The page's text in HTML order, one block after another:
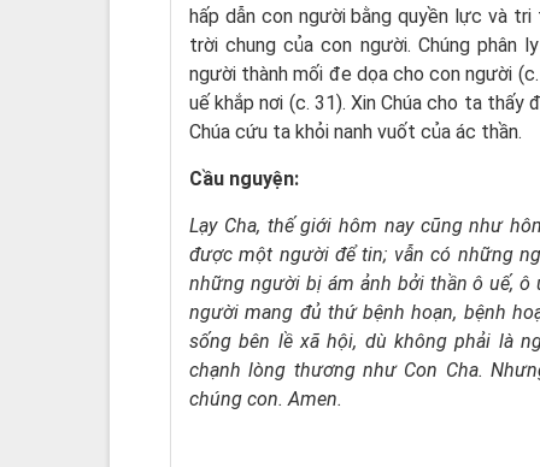
hấp dẫn con người bằng quyền lực và
trời chung của con người. Chúng phân
người thành mối đe dọa cho con người
uế khắp nơi (c. 31). Xin Chúa cho ta
Chúa cứu ta khỏi nanh vuốt của ác thần.
Cầu nguyện:
Lạy Cha, thế giới hôm nay cũng như
được một người để tin; vẫn có những
những người bị ám ảnh bởi thần ô uế,ô
người mang đủ thứ bệnh hoạn, bệnh
sống bên lề xã hội, dù không phải là
chạnh lòng thương như Con Cha.
chúng con. Amen.